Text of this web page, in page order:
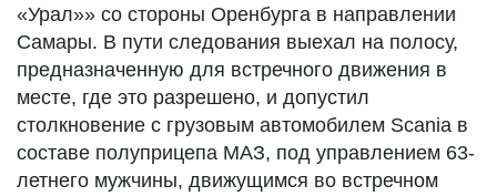
«Урал»» со стороны Оренбурга в направлении
Самары. В пути следования выехал на полосу,
предназначенную для встречного движения в
месте, где это разрешено, и допустил
столкновение с грузовым автомобилем Scania в
составе полуприцепа МАЗ, под управлением 63-
летнего мужчины, движущимся во встречном